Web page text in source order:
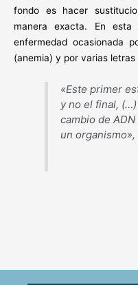
fondo es hacer
manera exacta. En
enfermedad ocasionada
(anemia) y por varias
«Este primer
y no el final,
cambio de
un organismo»,